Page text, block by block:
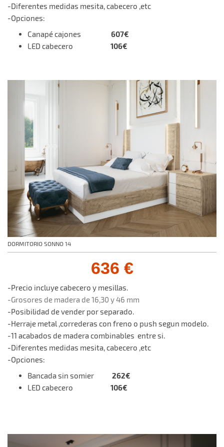
-Diferentes medidas mesita, cabecero ,etc
-Opciones:
Canapé cajones
607€
LED cabecero 106€
DORMITORIO SONNO 14
636 €
-Precio incluye cabecero y mesillas.
-Grosores de madera de 16,30 y 46 mm
-Posibilidad de vender por separado.
-Herraje metal ,correderas con freno o push segun modelo.
-11 acabados de madera combinables entre si.
-Diferentes medidas mesita, cabecero ,etc
-Opciones:
Bancada sin somier 262€
LED cabecero 106€